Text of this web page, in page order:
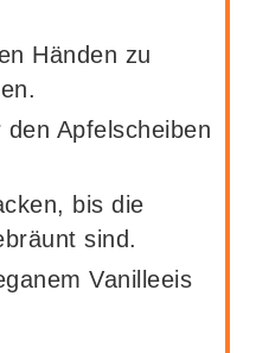
Händen zu
Apfelscheiben
bis die
sind.
Vanilleeis